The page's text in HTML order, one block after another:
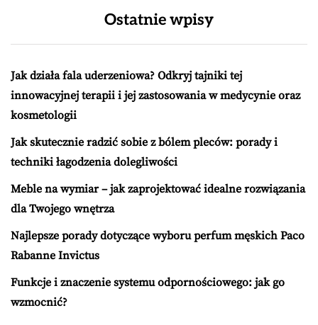
Ostatnie wpisy
Jak działa fala uderzeniowa? Odkryj tajniki tej
innowacyjnej terapii i jej zastosowania w medycynie oraz
kosmetologii
Jak skutecznie radzić sobie z bólem pleców: porady i
techniki łagodzenia dolegliwości
Meble na wymiar – jak zaprojektować idealne rozwiązania
dla Twojego wnętrza
Najlepsze porady dotyczące wyboru perfum męskich Paco
Rabanne Invictus
Funkcje i znaczenie systemu odpornościowego: jak go
wzmocnić?